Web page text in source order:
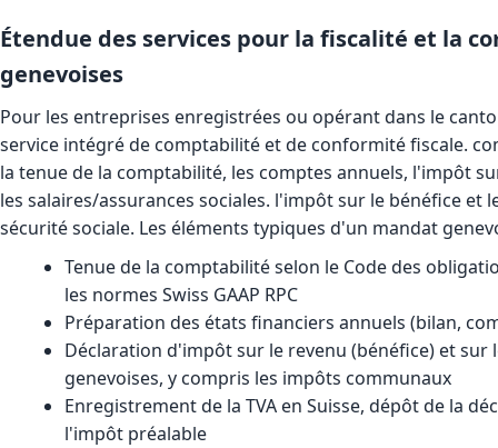
Étendue des services pour la fiscalité et la
genevoises
Pour les entreprises enregistrées ou opérant dans le
service intégré de comptabilité et de conformité fiscale.
la tenue de la comptabilité, les comptes annuels, l'impôt
les salaires/assurances sociales. l'impôt sur le bénéfice et
sécurité sociale. Les éléments typiques d'un mandat
Tenue de la comptabilité selon le Code des
les normes Swiss GAAP RPC
Préparation des états financiers annuels (bilan,
Déclaration d'impôt sur le revenu (bénéfice) et sur
genevoises, y compris les impôts communaux
Enregistrement de la TVA en Suisse, dépôt de la
l'impôt préalable